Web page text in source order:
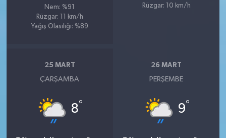
Nem: %91
Rüzgar: 11 km/h
Yağış Olasılığı: %89
Rüzgar: 10 km/h
25 MART
ÇARŞAMBA
8°
26 MART
PERŞEMBE
9°